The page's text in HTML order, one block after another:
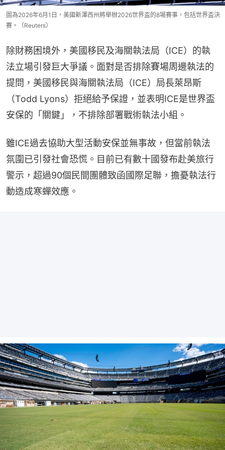
圖為2026年6月1日，美國新澤西州將舉辦2026世界盃的8場賽事，包括世界盃決
賽。（Reuters）
除財務困境外，美國移民及海關執法局（ICE）的執
法立場引發巨大爭議。面對是否排除賽場周邊執法的
提問，美國移民與海關執法局（ICE）局長萊昂斯
（Todd Lyons）拒絕給予保證，並表明ICE是世界盃
安保的「關鍵」，不排除部署戰術執法小組。
雖ICE過去協助大型活動安保並無事故，但當前執法
氛圍已引發社會恐慌。目前已有數十國發布赴美旅行
警示，超過90個民間團體致函國際足聯，擔憂執法行
動造成寒蟬效應。